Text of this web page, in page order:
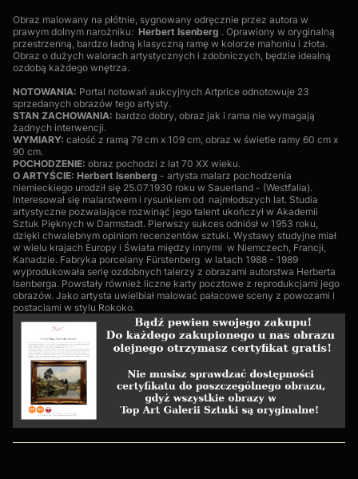
Obraz malowany na płótnie, sygnowany odręcznie przez autora w
prawym dolnym narożniku: Herbert Isenberg . Oprawiony w oryginalną
przestrzenną, bardzo ładną klasyczną ramę w kolorze mahoniu i złota.
Obraz o dużych walorach artystycznych i zdobniczych, będzie idealną
ozdobą każdego wnętrza.
NOTOWANIA: Portal notowań aukcyjnych Artprice odnotowuje 23
sprzedanych obrazów tego artysty.
STAN ZACHOWANIA: bardzo dobry, obraz jak i rama nie wymagają
żadnych interwencji.
WYMIARY: całość z ramą 79 cm x 109 cm, obraz w świetle ramy 60 cm x
90 cm.
POCHODZENIE: obraz pochodzi z lat 70 XX wieku.
O ARTYŚCIE: Herbert Isenberg - artysta malarz pochodzenia
niemieckiego urodził się 25.07.1930 roku w Sauerland - (Westfalia).
Interesował się malarstwem i rysunkiem od najmłodszych lat. Studia
artystyczne pozwalające rozwinąć jego talent ukończył w Akademii
Sztuk Pięknych w Darmstadt. Pierwszy sukces odniósł w 1953 roku,
dzięki chwalebnym opiniom recenzentów sztuki. Wystawy studyjne miał
w wielu krajach Europy i Świata między innymi w Niemczech, Francji,
Kanadzie. Fabryka porcelany Fürstenberg w latach 1988 - 1989
wyprodukowała serię ozdobnych talerzy z obrazami autorstwa Herberta
Isenberga. Powstały również liczne karty pocztowe z reprodukcjami jego
obrazów. Jako artysta uwielbiał malować pałacowe sceny z powozami i
postaciami w stylu Rokoko.